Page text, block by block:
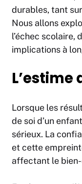
durables, tant
Nous allons
l’échec scolaire,
implications à
L’estime
Lorsque les
de soi d’un
sérieux. La
et cette
affectant le bien-